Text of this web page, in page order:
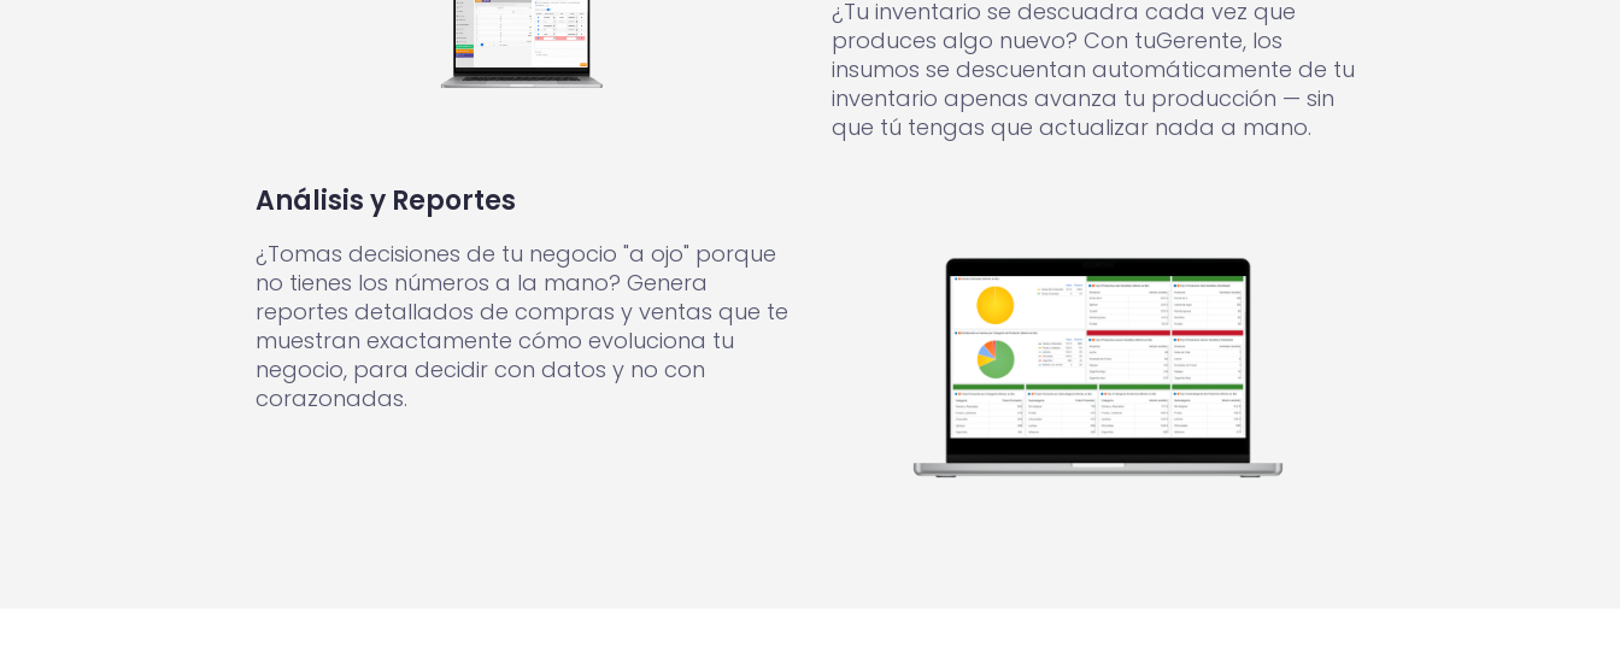
¿Tu inventario se descuadra cada vez que
produces algo nuevo? Con tuGerente, los
insumos se descuentan automáticamente de tu
inventario apenas avanza tu producción — sin
que tú tengas que actualizar nada a mano.
Análisis y Reportes
¿Tomas decisiones de tu negocio "a ojo" porque
no tienes los números a la mano? Genera
reportes detallados de compras y ventas que te
muestran exactamente cómo evoluciona tu
negocio, para decidir con datos y no con
corazonadas.